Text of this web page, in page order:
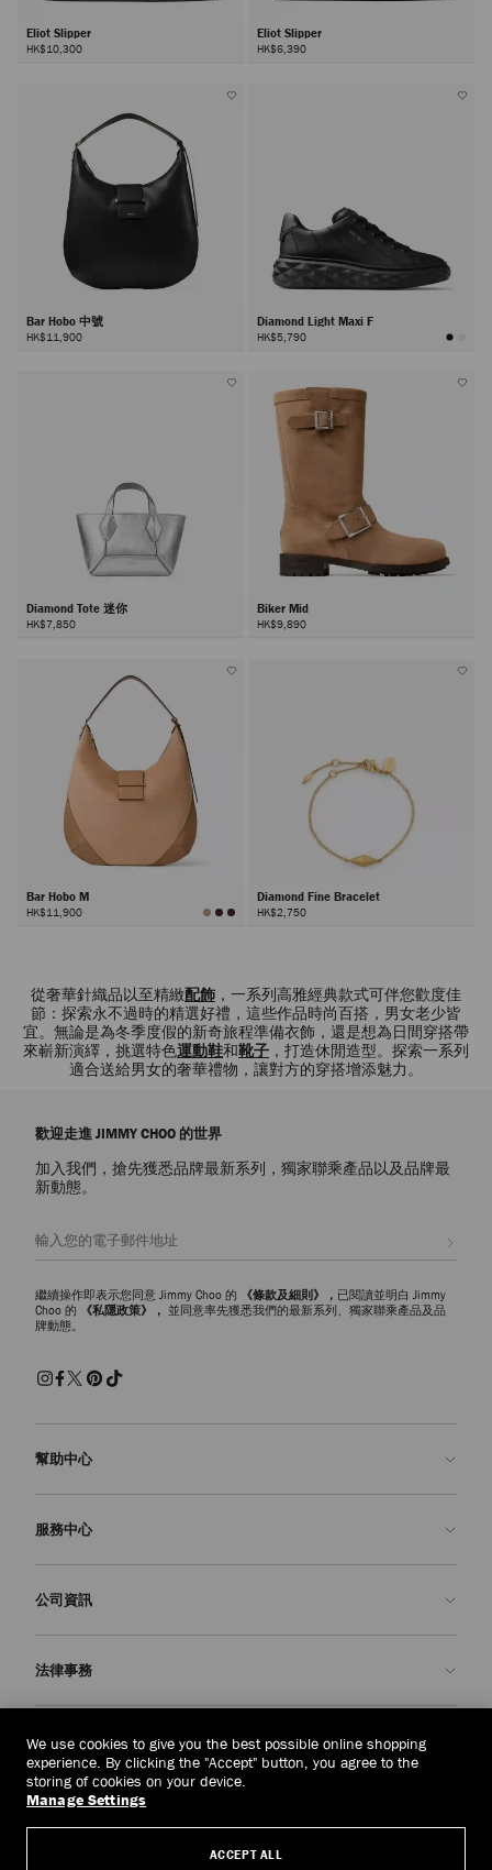
Eliot Slipper
HK$10,300
Eliot Slipper
HK$6,390
Bar Hobo 中號
HK$11,900
Diamond Light Maxi F
HK$5,790
Diamond Tote 迷你
HK$7,850
Biker Mid
HK$9,890
Bar Hobo M
HK$11,900
Diamond Fine Bracelet
HK$2,750
從奢華針織品以至精緻配飾 ，一系列高雅經典款式可伴您歡度佳
節：探索永不過時的精選好禮，這些作品時尚百搭，男女老少皆
宜。無論是為冬季度假的新奇旅程準備衣飾，還是想為日間穿搭帶
來嶄新演繹，挑選特色運動鞋和靴子 ，打造休閒造型。探索一系列
適合送給男女的奢華禮物，讓對方的穿搭增添魅力。
歡迎走進 JIMMY CHOO 的世界
加入我們，搶先獲悉品牌最新系列，獨家聯乘產品以及品牌最
新動態。
繼續操作即表示您同意 Jimmy Choo 的 《條款及細則》， 已閱讀並明白 Jimmy
Choo 的
《私隱政策》， 並同意率先獲悉我們的最新系列、獨家聯乘產品及品
牌動態。
幫助中心
常見問題解答
申請退貨
送貨
服務中心
定制服務
保修服務
公司資訊
我們的歷史
我們的影響與責任
我們的影響
匠心工藝
法律事務
條款與條件
被遺忘權
主體存取請求表
中國台灣(HK$)
We use cookies to give you the best possible online shopping
experience. By clicking the "Accept" button, you agree to the
storing of cookies on your device.
Manage Settings
ACCEPT ALL